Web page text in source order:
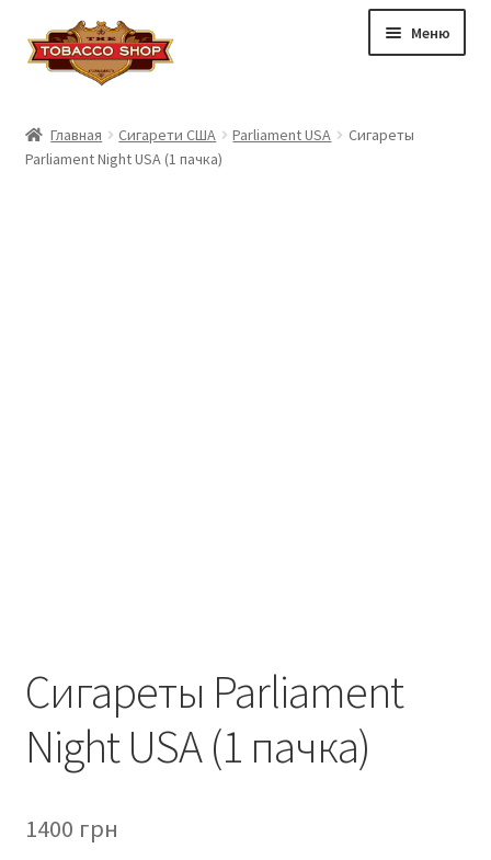
Перейти
к
навигации
Перейти
к
содержимому
Меню
Сигареты Армения
Главная Сигарети США Parliament USA
Сигареты
Parliament Night USA (1 пачка)
Сигареты Parliament
Night USA (1 пачка)
1400 грн